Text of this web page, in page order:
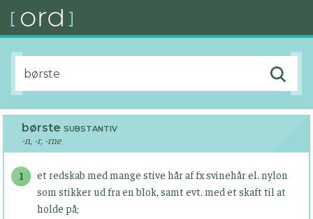
børste SUBSTANTIV
-n, -r, -rne
1
et redskab med mange stive hår af fx svinehår el. nylon
som stikker ud fra en blok, samt evt. med et skaft til at
holde på;